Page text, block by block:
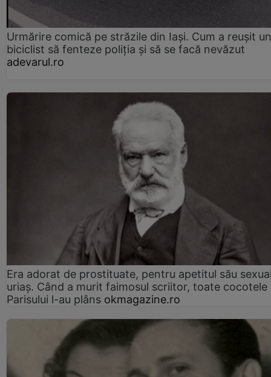
Urmărire comică pe străzile din Iași. Cum a reușit un
biciclist să fenteze poliția și să se facă nevăzut
adevarul.ro
Era adorat de prostituate, pentru apetitul său
uriaș. Când a murit faimosul scriitor, toate cocotele
Parisului l-au plâns okmagazine.ro